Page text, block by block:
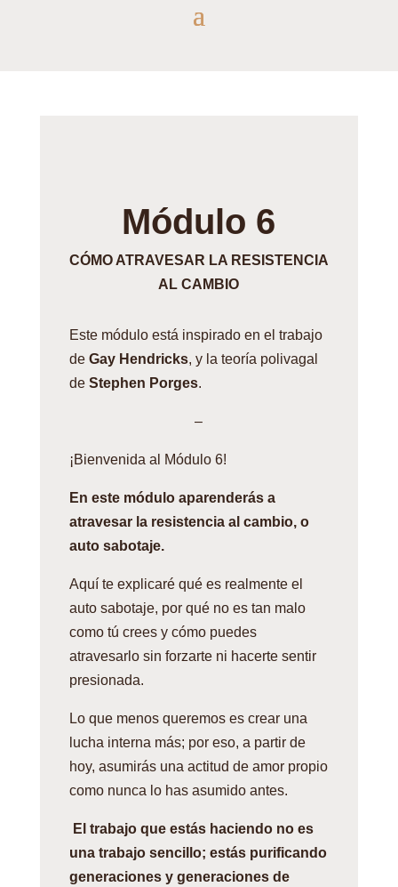
Módulo 6
CÓMO ATRAVESAR LA RESISTENCIA
AL CAMBIO
Este módulo está inspirado en el trabajo
de Gay Hendricks, y la teoría polivagal
de Stephen Porges.
–
¡Bienvenida al Módulo 6!
En este módulo aparenderás a
atravesar la resistencia al cambio, o
auto sabotaje.
Aquí te explicaré qué es realmente el
auto sabotaje, por qué no es tan malo
como tú crees y cómo puedes
atravesarlo sin forzarte ni hacerte sentir
presionada.
Lo que menos queremos es crear una
lucha interna más; por eso, a partir de
hoy, asumirás una actitud de amor propio
como nunca lo has asumido antes.
El trabajo que estás haciendo no es
una trabajo sencillo; estás purificando
generaciones y generaciones de